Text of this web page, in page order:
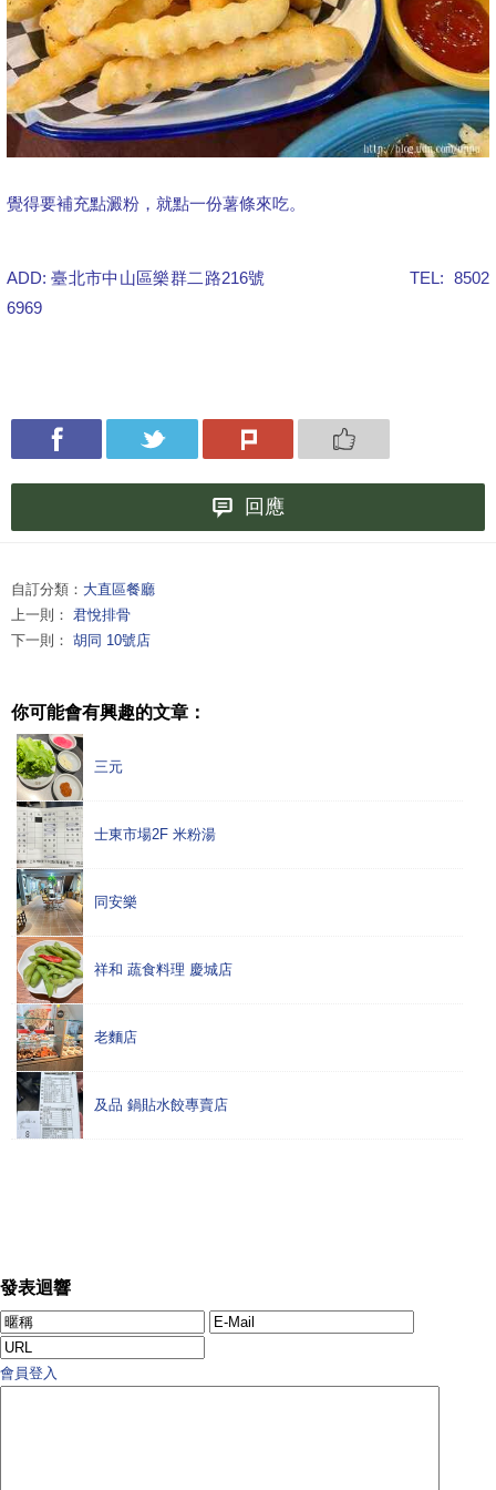
覺得要補充點澱粉，就點一份薯條來吃。
ADD: 臺北市中山區樂群二路216號 TEL: 8502
6969
回應
自訂分類： 大直區餐廳
上一則： 君悅排骨
下一則： 胡同 10號店
你可能會有興趣的文章：
三元
士東市場2F 米粉湯
同安樂
祥和 蔬食料理 慶城店
老麵店
及品 鍋貼水餃專賣店
發表迴響
會員登入